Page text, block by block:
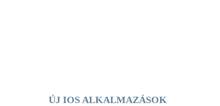
ÚJ IOS ALKALMAZÁSOK